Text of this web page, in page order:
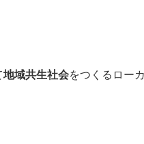
地域共生社会をつくるロー